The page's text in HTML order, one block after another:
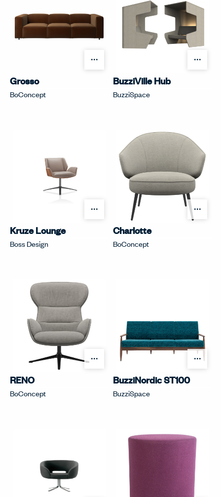
Grosso
BoConcept
BuzziVille Hub
BuzziSpace
Kruze Lounge
Boss Design
オプションを開く
Charlotte
BoConcept
RENO
BoConcept
オプションを開く
BuzziNordic ST100
BuzziSpace
オプ